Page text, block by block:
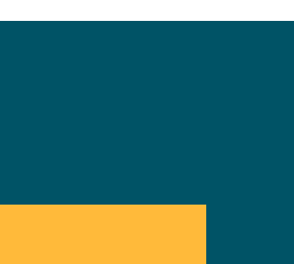
? Vai alla pagina della